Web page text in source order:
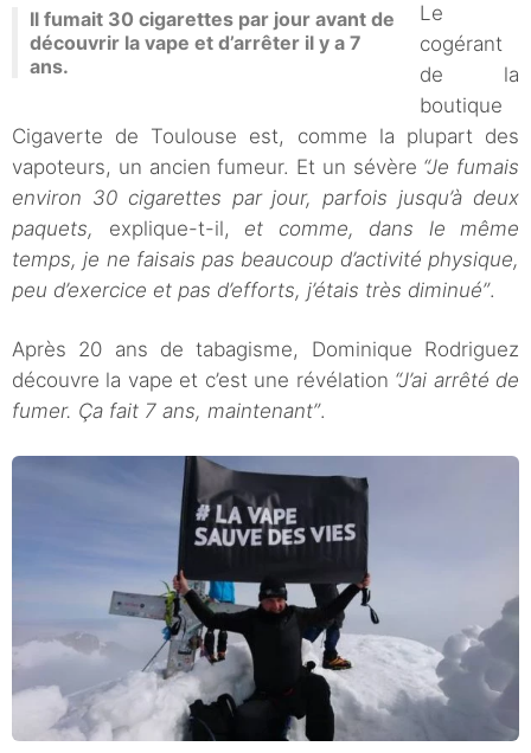
Il fumait 30 cigarettes par jour avant de
découvrir la vape et d’arrêter il y a 7
ans.
Le
cogérant
de la
boutique
Cigaverte de Toulouse est, comme la plupart des
vapoteurs, un ancien fumeur. Et un sévère “Je fumais
environ 30 cigarettes par jour, parfois jusqu’à deux
paquets, explique-t-il, et comme, dans le même
temps, je ne faisais pas beaucoup d’activité physique,
peu d’exercice et pas d’efforts, j’étais très diminué”.
Après 20 ans de tabagisme, Dominique Rodriguez
découvre la vape et c’est une révélation “J’ai arrêté de
fumer. Ça fait 7 ans, maintenant”.